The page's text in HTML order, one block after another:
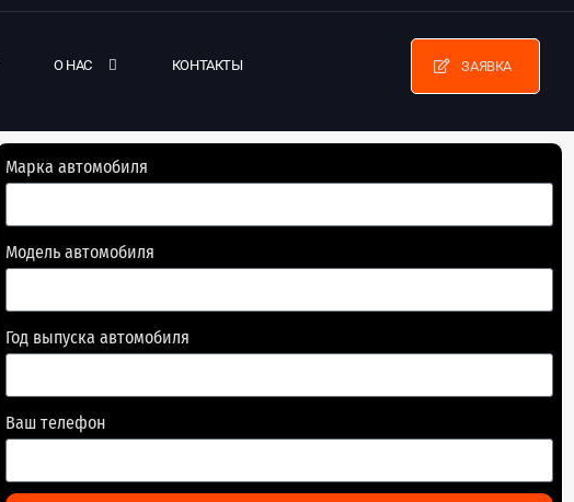
О НАС КОНТАКТЫ ЗАЯВКА
Марка автомобиля
Модель автомобиля
Год выпуска автомобиля
Ваш телефон